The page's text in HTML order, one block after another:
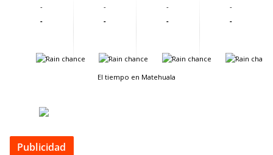
-
-
-
-
-
-
-
-
-
-
-
-
El tiempo en Matehuala
Publicidad